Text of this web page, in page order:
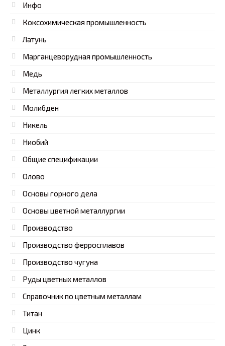
Инфо
Коксохимическая промышленность
Латунь
Марганцеворудная промышленность
Медь
Металлургия легких металлов
Молибден
Никель
Ниобий
Общие спецификации
Олово
Основы горного дела
Основы цветной металлургии
Производство
Производство ферросплавов
Производство чугуна
Руды цветных металлов
Справочник по цветным металлам
Титан
Цинк